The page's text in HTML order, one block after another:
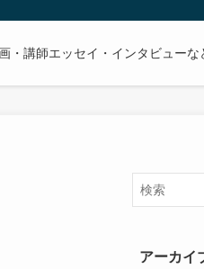
・講師エッセイ・インタビューな
アーカイ